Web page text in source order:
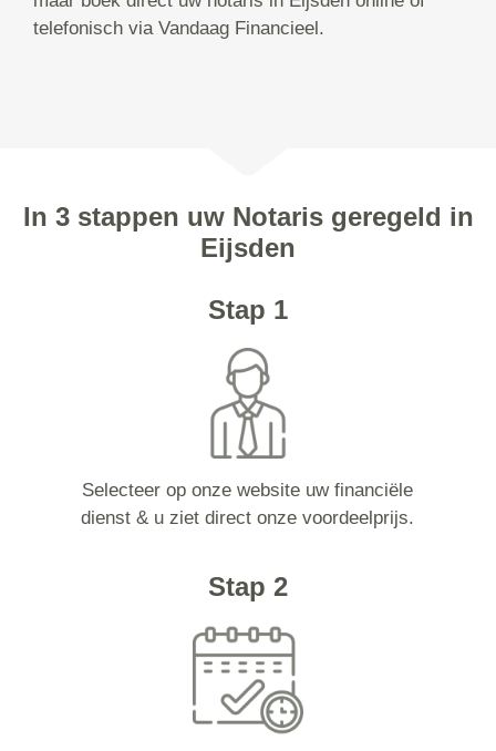
telefonisch via Vandaag Financieel.
In 3 stappen uw Notaris geregeld in
Eijsden
Stap 1
Selecteer op onze website uw financiële
dienst & u ziet direct onze voordeelprijs.
Stap 2